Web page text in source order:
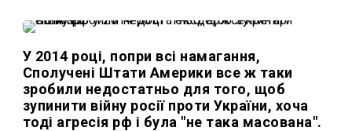
У 2014 році, попри всі намагання,
Сполучені Штати Америки все ж таки
зробили недостатньо для того, щоб
зупинити війну росії проти України, хоча
тоді агресія рф і була "не така масована".